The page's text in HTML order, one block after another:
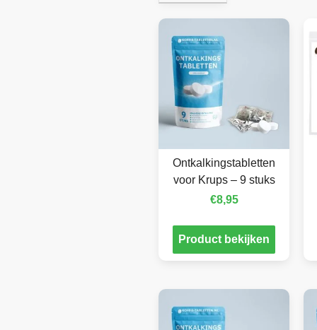
Ontkalkingstabletten
voor Krups – 9 stuks
€8,95
Product bekijken